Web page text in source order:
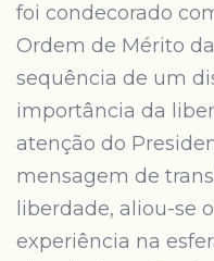
foi condecorado
Ordem de Mérito
sequência de um
importância da
atenção do
mensagem de
liberdade, aliou-se
experiência na